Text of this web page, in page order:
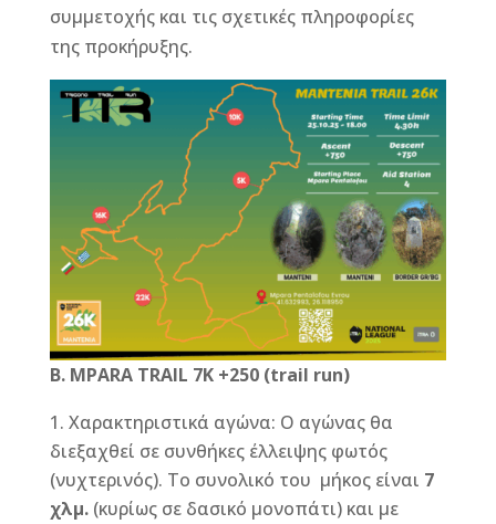
συμμετοχής και τις σχετικές πληροφορίες
της προκήρυξης.
B. MPARA TRAIL 7K +250 (trail run)
Χαρακτηριστικά αγώνα: Ο αγώνας θα
διεξαχθεί σε συνθήκες έλλειψης φωτός
(νυχτερινός). Το συνολικό του μήκος είναι 7
χλμ.(κυρίως σε δασικό μονοπάτι) και με